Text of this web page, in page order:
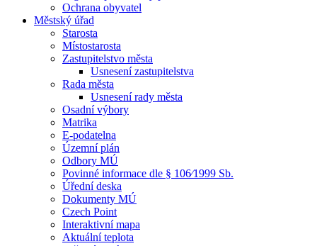
Ochrana obyvatel
Městský úřad
Starosta
Místostarosta
Zastupitelstvo města
Usnesení zastupitelstva
Rada města
Usnesení rady města
Osadní výbory
Matrika
E-podatelna
Územní plán
Odbory MÚ
Povinné informace dle § 106⁄1999 Sb.
Úřední deska
Dokumenty MÚ
Czech Point
Interaktivní mapa
Aktuální teplota